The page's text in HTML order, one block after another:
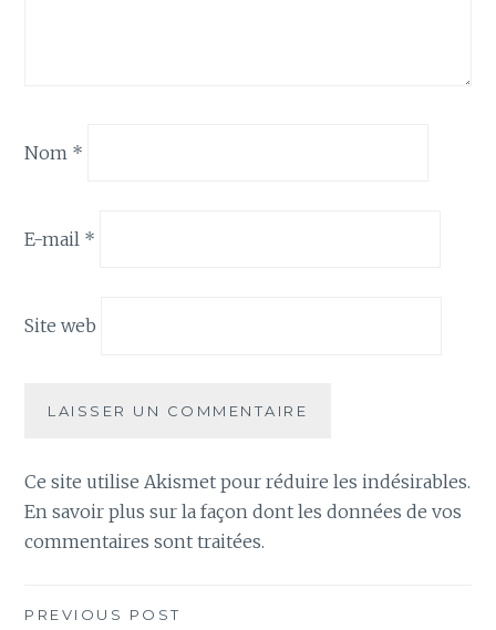
Nom *
E-mail *
Site web
Ce site utilise Akismet pour réduire les indésirables.
En savoir plus sur la façon dont les données de vos
commentaires sont traitées.
Navigation
PREVIOUS POST